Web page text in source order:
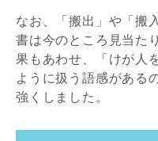
なお、「搬出」や「搬
書は今のところ見当た
果もあわせ、「けが人
ように扱う語感がある
強くしました。